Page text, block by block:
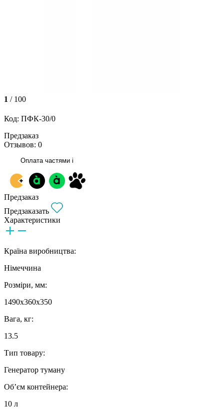
1 / 100
Код: ПФК-30/0
Предзаказ
Отзывов: 0
Оплата частями i
Предзаказ
Предзаказать
Характеристики
Країна виробництва:
Німеччина
Розміри, мм:
1490x360x350
Вага, кг:
13.5
Тип товару:
Генератор туману
Об’єм контейнера:
10 л